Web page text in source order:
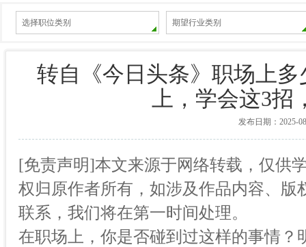
选择职位类别 期望行业类别
转自《今日头条》职场上
上，学会这3
发布日期：2025-
[免责声明]本文来源于网络转载，仅供
权归原作者所有，如涉及作品内容、版
联系，我们将在第一时间处理。
在职场上，你是否碰到过这样的事情